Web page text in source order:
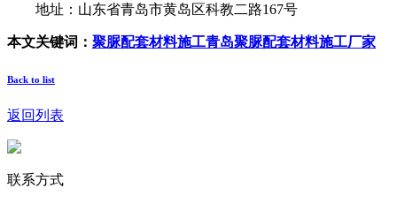
地址：山东省青岛市黄岛区科教二路167号
本文关键词： 聚脲配套材料施工青岛聚脲配套材料施工厂家
Back to list
返回列表
联系方式